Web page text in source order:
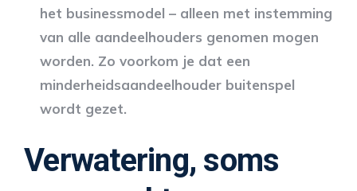
het businessmodel – alleen met instemming
van alle aandeelhouders genomen mogen
worden. Zo voorkom je dat een
minderheidsaandeelhouder buitenspel
wordt gezet.
Verwatering, soms